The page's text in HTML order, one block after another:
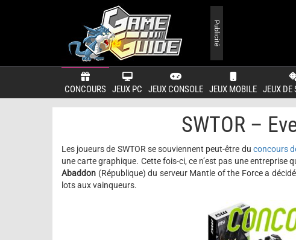
CONCOURS JEUX PC JEUX CONSOLE JEUX MOBILE JEUX DE
Publicité
SWTOR –
Les joueurs de SWTOR se souviennent peut-être du concours
une carte graphique. Cette fois-ci, ce n’est pas une entreprise
Abaddon (République) du serveur Mantle of the Force a
lots aux vainqueurs.